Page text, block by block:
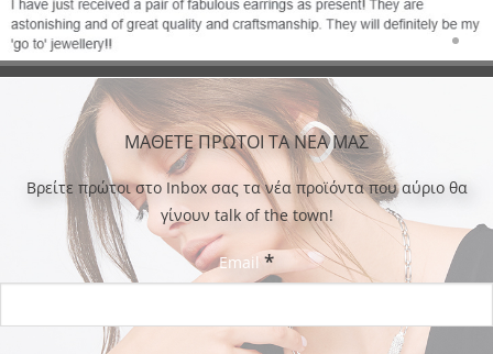
ΜΑΘΕΤΕ ΠΡΩΤΟΙ ΤΑ ΝΕΑ ΜΑΣ
Bρείτε πρώτοι στο Inbox σας τα νέα προϊόντα που αύριο θα
γίνουν talk of the town!
Email *